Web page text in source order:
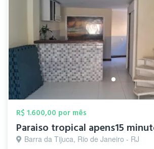
R$ 1.600,00 por mês
Paraiso tropical apens15
Barra da Tijuca, Rio de Janeiro - RJ